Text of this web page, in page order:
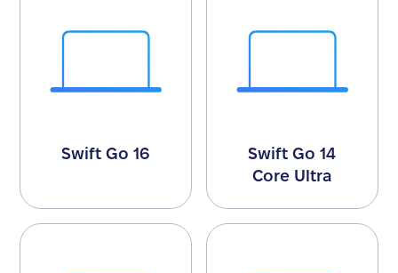
Swift Go 16
Swift Go 14
Core Ultra